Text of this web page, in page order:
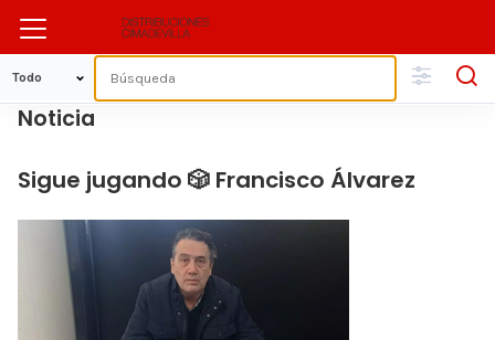
Noticia
Sigue jugando 🎲 Francisco Álvarez